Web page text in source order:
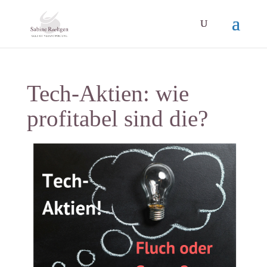
Tech-Aktien: wie
profitabel sind die?